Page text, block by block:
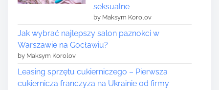
seksualne
by Maksym Korolov
Jak wybrać najlepszy salon paznokci w
Warszawie na Gocławiu?
by Maksym Korolov
Leasing sprzętu cukierniczego – Pierwsza
cukiernicza franczyza na Ukrainie od firmy